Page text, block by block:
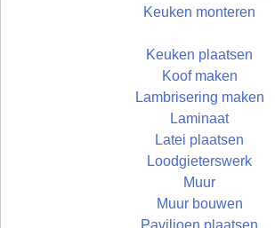
Keuken monteren
Keuken plaatsen
Koof maken
Lambrisering maken
Laminaat
Latei plaatsen
Loodgieterswerk
Muur
Muur bouwen
Paviljoen plaatsen